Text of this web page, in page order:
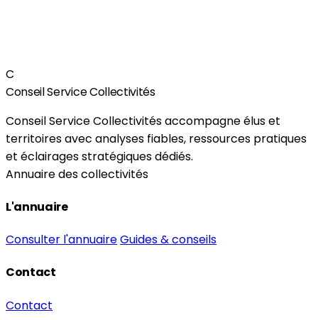
C
Conseil Service Collectivités
Conseil Service Collectivités accompagne élus et
territoires avec analyses fiables, ressources pratiques
et éclairages stratégiques dédiés.
Annuaire des collectivités
L'annuaire
Consulter l'annuaireGuides & conseils
Contact
Contact